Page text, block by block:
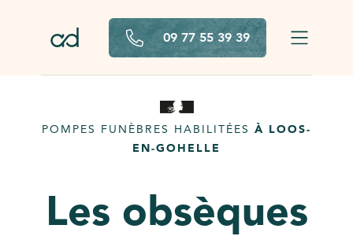
09 77 55 39 39
POMPES FUNÈBRES HABILITÉES À LOOS-
EN-GOHELLE
Les obsèques